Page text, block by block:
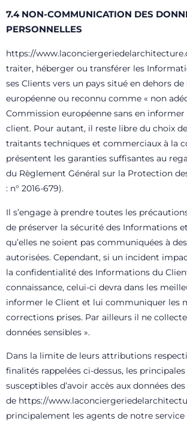
7.4 NON-COMMUNICATION DES
PERSONNELLES
https://
traiter, héberger ou transférer les
ses Clients vers un pays situé en dehors de
européenne ou reconnu comme « non
Commission européenne sans en
client. Pour autant, il reste libre du choix
traitants techniques et commerciaux à la
présentent les garanties suffisantes au
du Règlement Général sur la Protection
: n° 2016-679).
Il s’engage à prendre toutes les
de préserver la sécurité des Informations
qu’elles ne soient pas communiquées à
autorisées. Cependant, si un incident
la confidentialité des Informations du
connaissance, celui-ci devra dans les
informer le Client et lui communiquer les
corrections prises. Par ailleurs il ne
données sensibles ».
Dans la limite de leurs attributions
finalités rappelées ci-dessus, les
susceptibles d’avoir accès aux données
de https://
principalement les agents de notre